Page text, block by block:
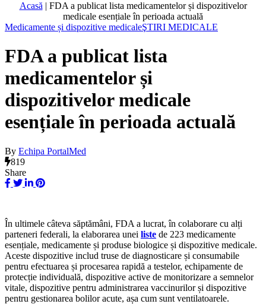
Acasă | FDA a publicat lista medicamentelor și dispozitivelor
medicale esențiale în perioada actuală
Medicamente și dispozitive medicaleŞTIRI MEDICALE
FDA a publicat lista
medicamentelor și
dispozitivelor medicale
esențiale în perioada actuală
By Echipa PortalMed
819
Share
În ultimele câteva săptămâni, FDA a lucrat, în colaborare cu alți
parteneri federali, la elaborarea unei liste de 223 medicamente
esențiale, medicamente și produse biologice și dispozitive medicale.
Aceste dispozitive includ truse de diagnosticare și consumabile
pentru efectuarea și procesarea rapidă a testelor, echipamente de
protecție individuală, dispozitive active de monitorizare a semnelor
vitale, dispozitive pentru administrarea vaccinurilor și dispozitive
pentru gestionarea bolilor acute, așa cum sunt ventilatoarele.